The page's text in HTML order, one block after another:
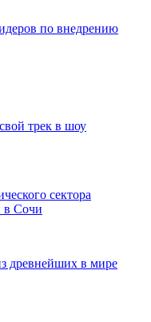
по внедрению
трек в шоу
сектора
в Сочи
древнейших в мире